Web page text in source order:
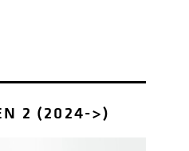
2 (2024->)